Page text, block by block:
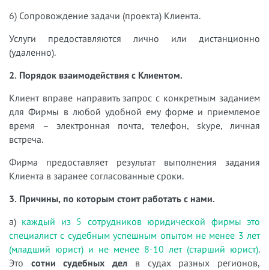
6) Сопровождение задачи (проекта) Клиента.
Услуги предоставляются лично или дистанционно
(удаленно).
2. Порядок взаимодействия с Клиентом.
Клиент вправе направить запрос с конкретным заданием
для Фирмы в любой удобной ему форме и приемлемое
время – электронная почта, телефон, skype, личная
встреча.
Фирма предоставляет результат выполнения задания
Клиента в заранее согласованные сроки.
3. Причины, по которым стоит работать с нами.
а) каждый из 5 сотрудников юридической фирмы это
специалист с судебным успешным опытом не менее 3 лет
(младший юрист) и не менее 8-10 лет (старший юрист).
Это сотни судебных дел в судах разных регионов,